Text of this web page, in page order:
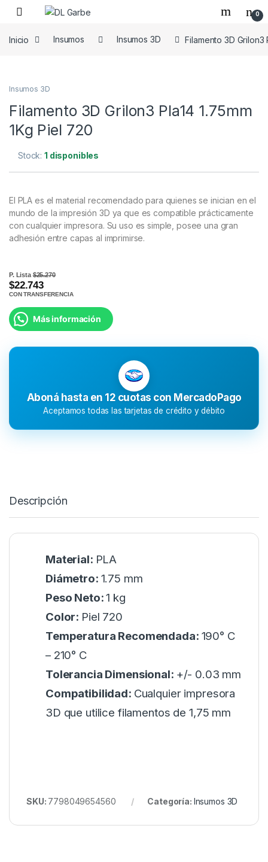
0
Inicio Insumos Insumos 3D Filamento 3D Grilon3
Insumos 3D
Filamento 3D Grilon3 Pla14 1.75mm
1Kg Piel 720
Stock:1 disponibles
El PLA es el material recomendado para quienes se inician en el
mundo de la impresión 3D ya que es compatible prácticamente
con cualquier impresora. Su uso es simple, posee una gran
adhesión entre capas al imprimirse.
P. Lista$25.270
$22.743
CON TRANSFERENCIA
Más información
Aboná hasta en 12 cuotas con MercadoPago
Aceptamos todas las tarjetas de crédito y débito
Descripción
Material: PLA
Diámetro: 1.75 mm
Peso Neto:1 kg
Color: Piel 720
Temperatura Recomendada: 190° C
– 210° C
Tolerancia Dimensional: +/- 0.03 mm
Compatibilidad: Cualquier impresora
3D que utilice filamentos de 1,75 mm
SKU: 7798049654560 Categoría: Insumos 3D